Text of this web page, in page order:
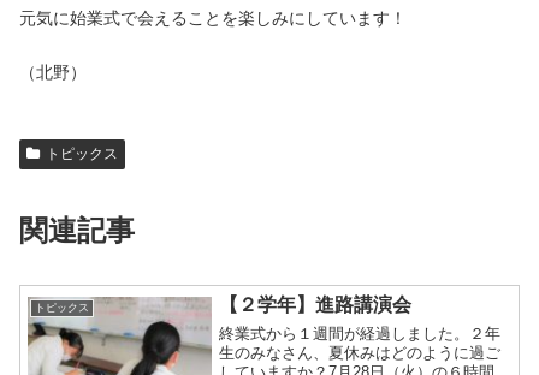
元気に始業式で会えることを楽しみにしています！
（北野）
トピックス
関連記事
トピックス 【２学年】進路講演会
終業式から１週間が経過しました。２年
生のみなさん、夏休みはどのように過ご